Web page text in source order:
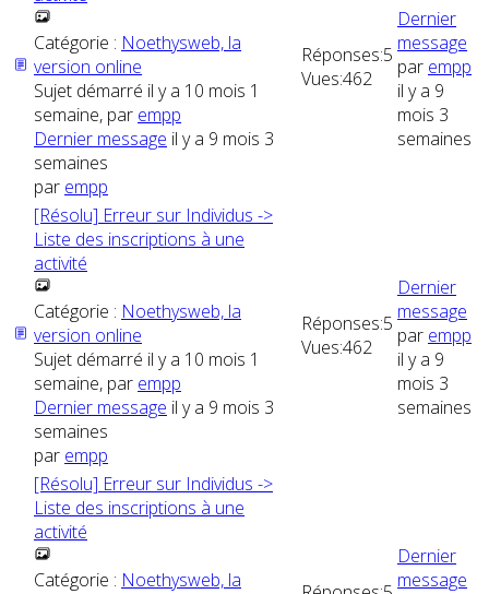
Catégorie : Noethysweb, la
version online
Sujet démarré il y a 10 mois 1
semaine, par empp
Dernier message il y a 9 mois 3
semaines
par empp
Réponses:5
Vues:462
Dernier
message
par empp
il y a 9
mois 3
semaines
[Résolu] Erreur sur Individus ->
Liste des inscriptions à une
activité
Catégorie : Noethysweb, la
version online
Sujet démarré il y a 10 mois 1
semaine, par empp
Dernier message il y a 9 mois 3
semaines
par empp
Réponses:5
Vues:462
Dernier
message
par empp
il y a 9
mois 3
semaines
[Résolu] Erreur sur Individus ->
Liste des inscriptions à une
activité
Catégorie : Noethysweb, la
Dernier
message